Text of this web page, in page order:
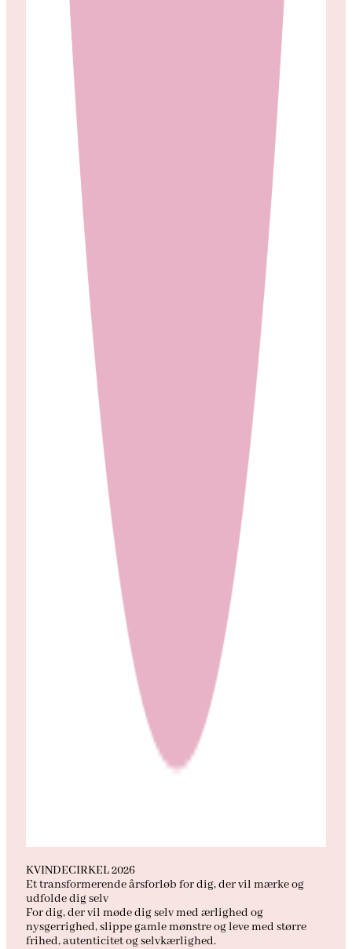
KVINDECIRKEL 2026
Et transformerende årsforløb for dig, der vil mærke og
udfolde dig selv
For dig, der vil møde dig selv med ærlighed og
nysgerrighed, slippe gamle mønstre og leve med større
frihed, autenticitet og selvkærlighed.